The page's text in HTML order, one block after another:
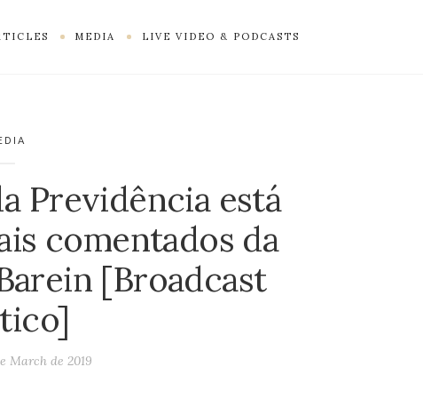
MEDIA LIVE VIDEO & PODCASTS
Previdência está
comentados da
[Broadcast
March de 2019